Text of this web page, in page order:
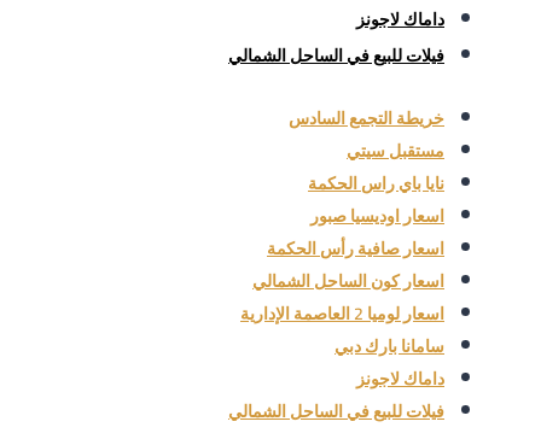
داماك لاجونز
فيلات للبيع في الساحل الشمالي
خريطة التجمع السادس
مستقبل سيتي
نايا باي راس الحكمة
اسعار اوديسيا صبور
اسعار صافية رأس الحكمة
اسعار كون الساحل الشمالي
اسعار لوميا 2 العاصمة الإدارية
سامانا بارك دبي
داماك لاجونز
فيلات للبيع في الساحل الشمالي